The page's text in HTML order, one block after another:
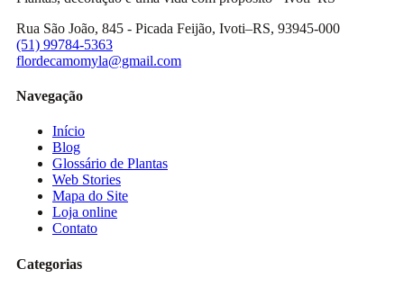
Rua São João, 845 - Picada Feijão, Ivoti–RS, 93945-000
(51) 99784-5363
flordecamomyla@gmail.com
Navegação
Início
Blog
Glossário de Plantas
Web Stories
Mapa do Site
Loja online
Contato
Categorias